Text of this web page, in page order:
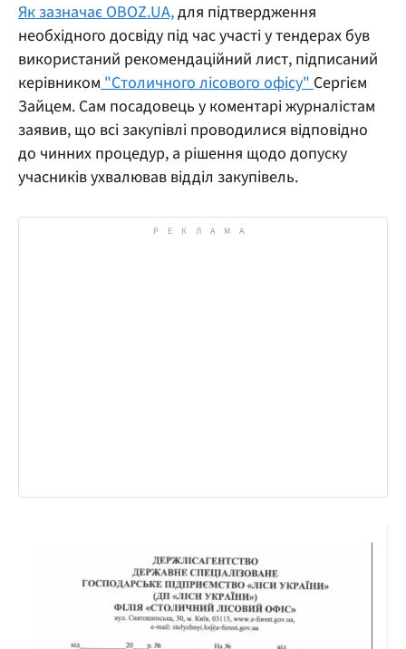
Як зазначає OBOZ.UA,для підтвердження
необхідного досвіду під час участі у тендерах був
використаний рекомендаційний лист, підписаний
керівником"Столичного лісового офісу"Сергієм
Зайцем. Сам посадовець у коментарі журналістам
заявив, що всі закупівлі проводилися відповідно
до чинних процедур, а рішення щодо допуску
учасників ухвалював відділ закупівель.